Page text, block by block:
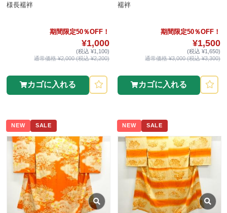
様長襦袢
期間限定50％OFF！
¥1,000
(税込 ¥1,100)
通常価格 ¥2,000 (税込 ¥2,200)
カゴに入れる
襦袢
期間限定50％OFF！
¥1,500
(税込 ¥1,650)
通常価格 ¥3,000 (税込 ¥3,300)
カゴに入れる
NEW SALE NEW SALE